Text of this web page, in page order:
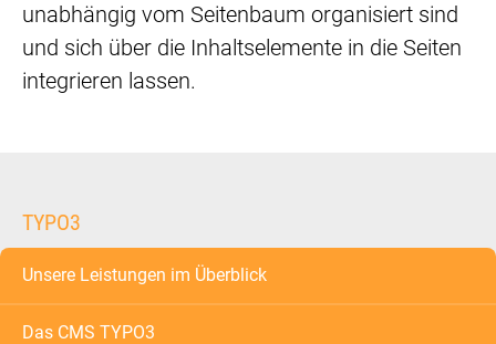
unabhängig vom Seitenbaum organisiert sind
und sich über die Inhaltselemente in die Seiten
integrieren lassen.
TYPO3
Unsere Leistungen im Überblick
Das CMS TYPO3